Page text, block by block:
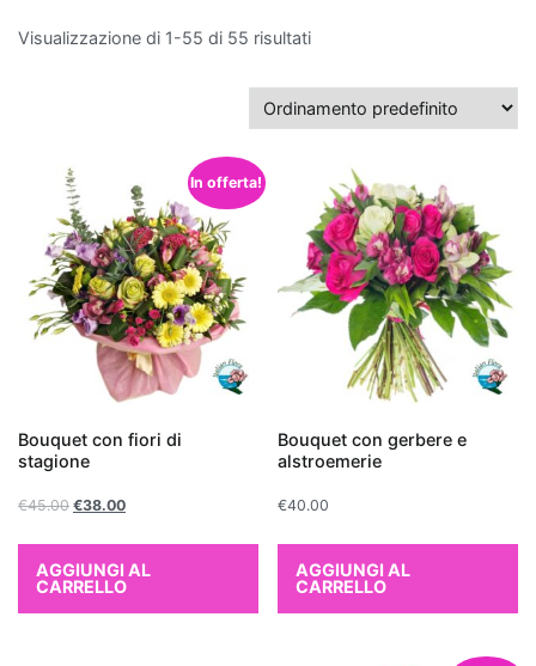
Visualizzazione di 1-55 di 55 risultati
In offerta!
Bouquet con fiori di
stagione
€45.00 €38.00
AGGIUNGI AL
CARRELLO
Bouquet con gerbere e
alstroemerie
€40.00
AGGIUNGI AL
CARRELLO
per
appartamento,
che
purificano
l’aria?
24/11/2025
Blog di
Fiorista
Regalare
Piante
da
regalare
per
un